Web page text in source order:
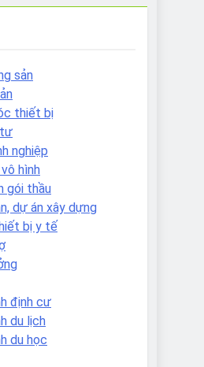
sản
thiết bị
nghiệp
hình
gói thầu
dự án xây dựng
bị y tế
định cư
du lịch
du học